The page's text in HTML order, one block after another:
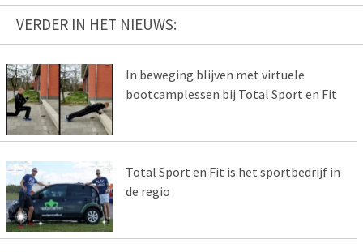
VERDER IN HET NIEUWS:
In beweging blijven met virtuele
bootcamplessen bij Total Sport en Fit
Total Sport en Fit is het sportbedrijf in
de regio